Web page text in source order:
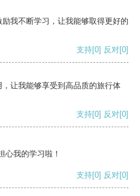
我不断学习，让我能够取得更好的
支持[0] 反对[0]
让我能够享受到高品质的旅行体
支持[0] 反对[0]
心我的学习啦！
支持[0] 反对[0]